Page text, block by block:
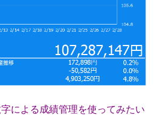
による成績管理を使ってみたい